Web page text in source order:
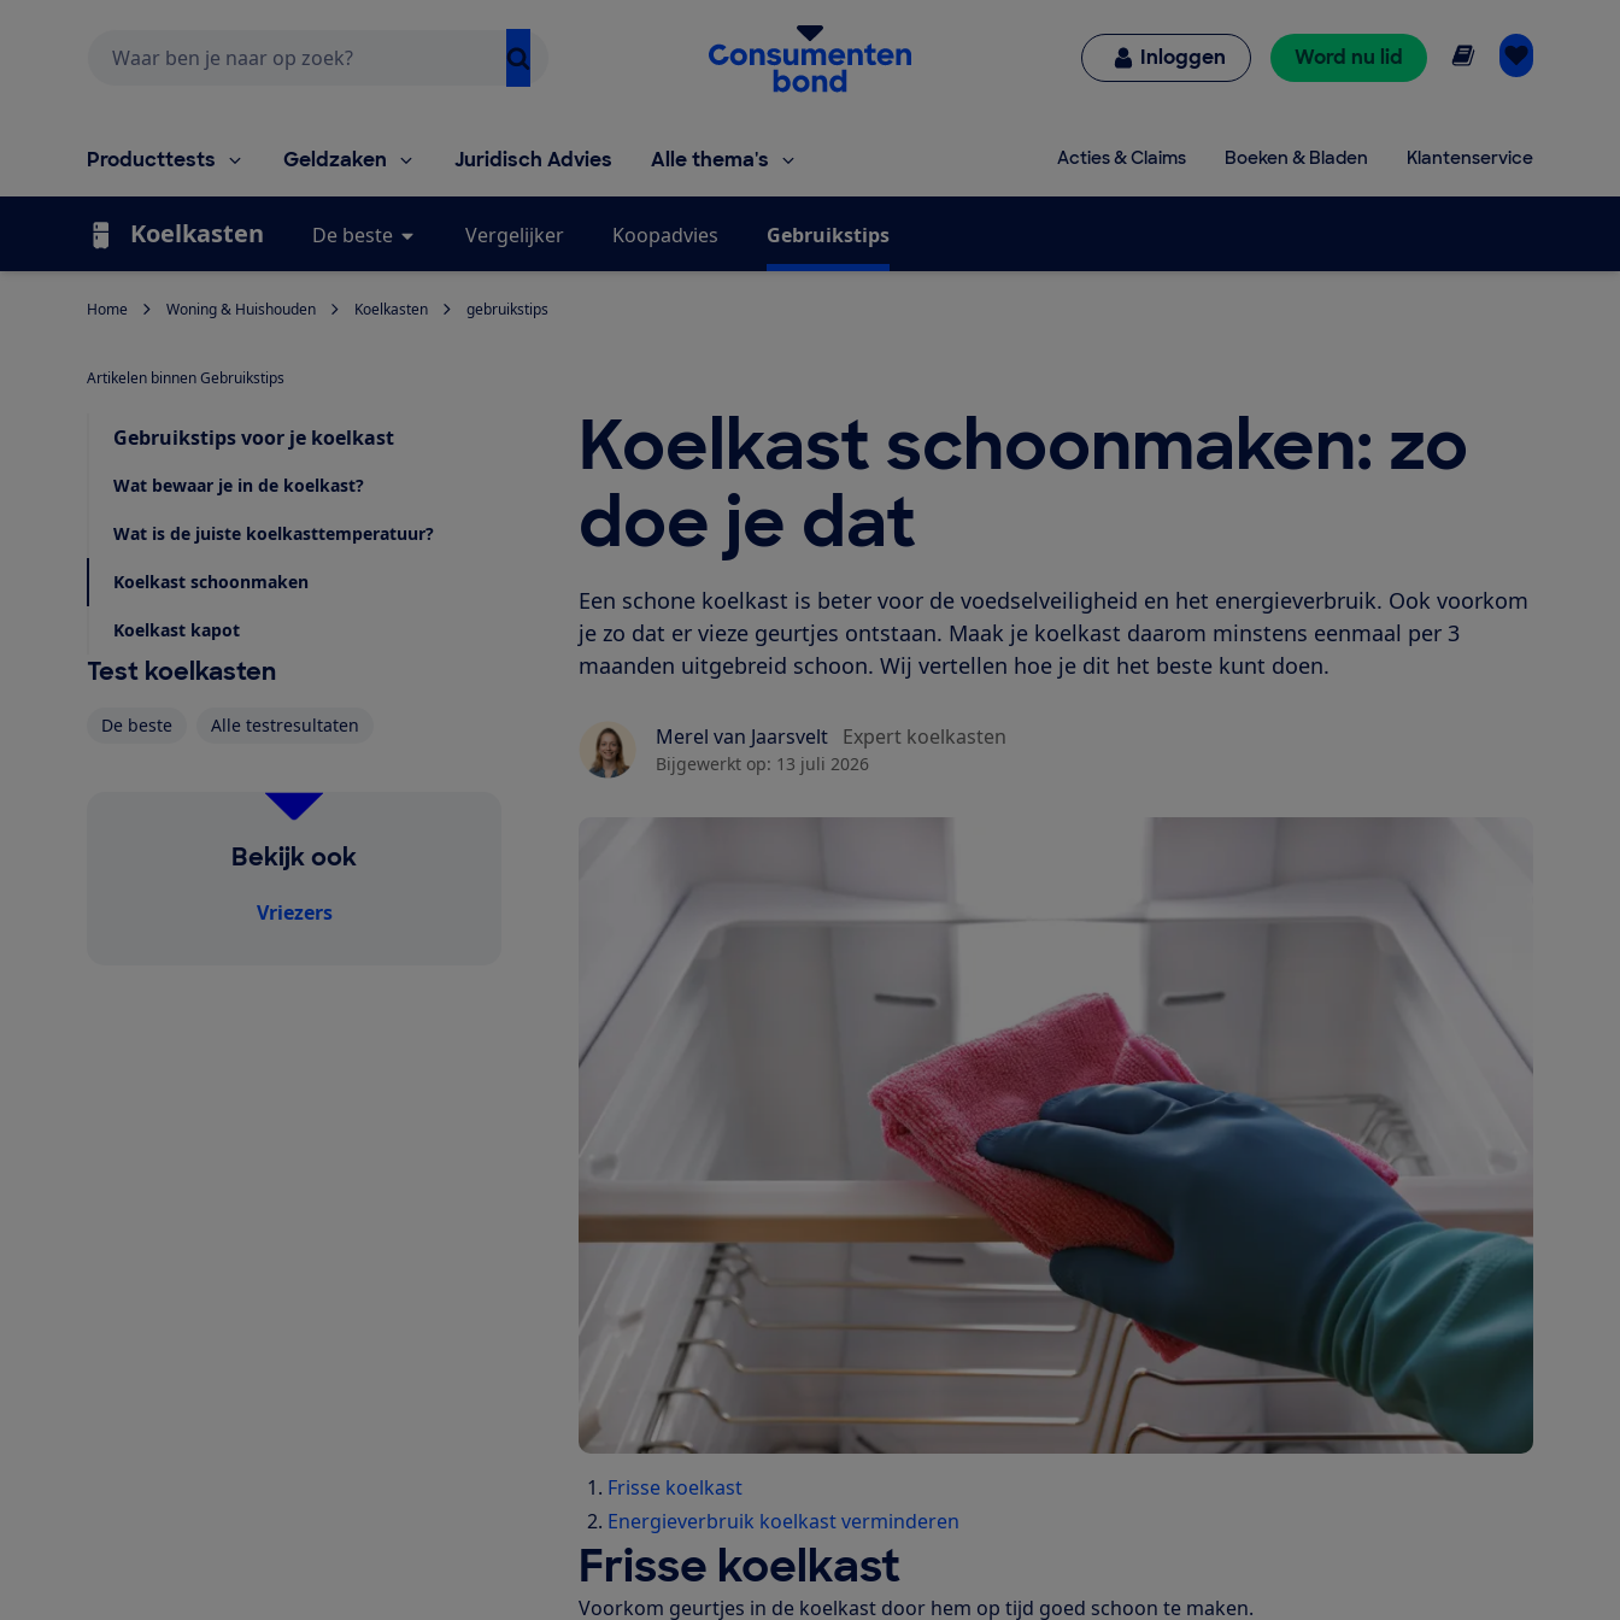
Homepage van de Consumentenbond
Inloggen Word nu lid Online lezen
Producttests Geldzaken Juridisch Advies Alle thema's Acties & Claims Boeken & Bladen Klantenservice
Koelkasten De beste Vergelijker Koopadvies Gebruikstips
Home Woning & Huishouden Koelkasten gebruikstips
Koelkast schoonmaken: zo
doe je dat
Een schone koelkast is beter voor de voedselveiligheid en het energieverbruik. Ook voorkom
je zo dat er vieze geurtjes ontstaan. Maak je koelkast daarom minstens eenmaal per 3
maanden uitgebreid schoon. Wij vertellen hoe je dit het beste kunt doen.
Merel van Jaarsvelt Expert koelkasten
Bijgewerkt op: 13 juli 2026
Frisse koelkast
Energieverbruik koelkast verminderen
Frisse koelkast
Voorkom geurtjes in de koelkast door hem op tijd goed schoon te maken.
Artikelen binnen Gebruikstips
Gebruikstips voor je koelkast
Wat bewaar je in de koelkast?
Wat is de juiste koelkasttemperatuur?
Koelkast schoonmaken
Koelkast kapot
Test koelkasten
De beste Alle testresultaten
Bekijk ook
Vriezers